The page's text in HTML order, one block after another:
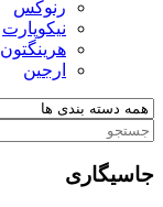
رنوکس
نیکوپارت
هرینگتون
ارجین
جاسیگاری